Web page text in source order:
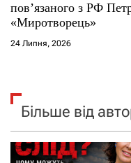
повʼязаного з РФ
«Миротворець»
24 Липня, 2026
Більше від